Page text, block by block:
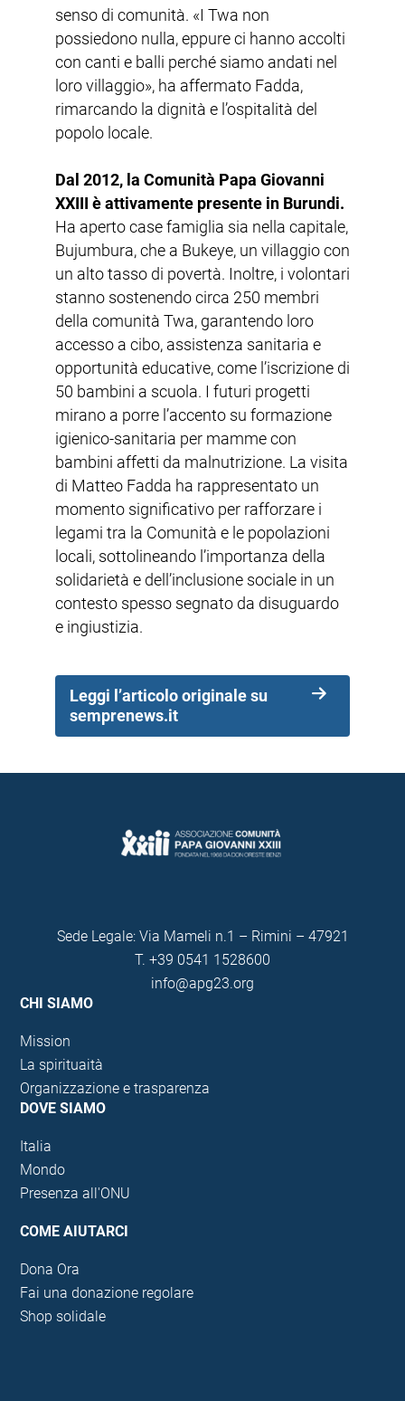
senso di comunità. «I Twa non
possiedono nulla, eppure ci hanno accolti
con canti e balli perché siamo andati nel
loro villaggio», ha affermato Fadda,
rimarcando la dignità e l’ospitalità del
popolo locale.
Dal 2012, la Comunità Papa Giovanni
XXIII è attivamente presente in Burundi.
Ha aperto case famiglia sia nella capitale,
Bujumbura, che a Bukeye, un villaggio con
un alto tasso di povertà. Inoltre, i volontari
stanno sostenendo circa 250 membri
della comunità Twa, garantendo loro
accesso a cibo, assistenza sanitaria e
opportunità educative, come l’iscrizione di
50 bambini a scuola. I futuri progetti
mirano a porre l’accento su formazione
igienico-sanitaria per mamme con
bambini affetti da malnutrizione. La visita
di Matteo Fadda ha rappresentato un
momento significativo per rafforzare i
legami tra la Comunità e le popolazioni
locali, sottolineando l’importanza della
solidarietà e dell’inclusione sociale in un
contesto spesso segnato da disuguardo
e ingiustizia.
Leggi l’articolo originale su
semprenews.it
Sede Legale: Via Mameli n.1 – Rimini – 47921
T. +39 0541 1528600
info@apg23.org
CHI SIAMO
Mission
La spirituaità
Organizzazione e trasparenza
DOVE SIAMO
Italia
Mondo
Presenza all'ONU
COME AIUTARCI
Dona Ora
Fai una donazione regolare
Shop solidale